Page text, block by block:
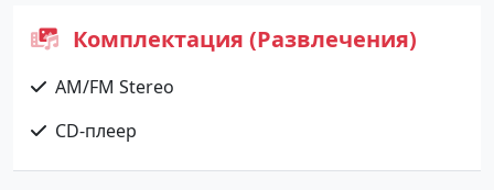
Комплектация (Развлечения)
AM/FM Stereo
CD-плеер